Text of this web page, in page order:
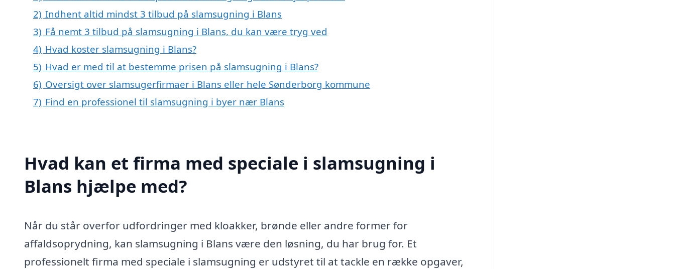
2) Indhent altid mindst 3 tilbud på slamsugning i Blans
3) Få nemt 3 tilbud på slamsugning i Blans, du kan være tryg ved
4) Hvad koster slamsugning i Blans?
5) Hvad er med til at bestemme prisen på slamsugning i Blans?
6) Oversigt over slamsugerfirmaer i Blans eller hele Sønderborg kommune
7) Find en professionel til slamsugning i byer nær Blans
Hvad kan et firma med speciale i slamsugning i
Blans hjælpe med?
Når du står overfor udfordringer med kloakker, brønde eller andre former for
affaldsoprydning, kan slamsugning i Blans være den løsning, du har brug for. Et
professionelt firma med speciale i slamsugning er udstyret til at tackle en række opgaver,